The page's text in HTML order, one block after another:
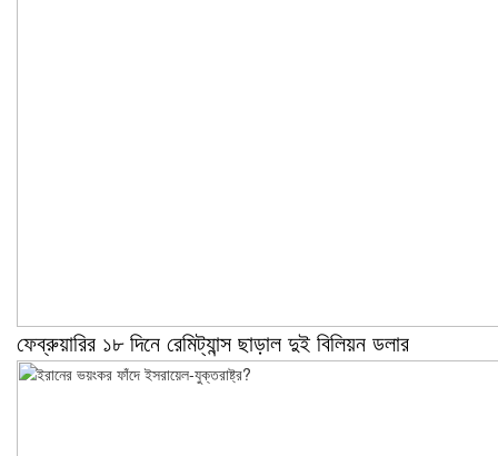
ফেব্রুয়ারির ১৮ দিনে রেমিট্যান্স ছাড়াল দুই বিলিয়ন ডলার